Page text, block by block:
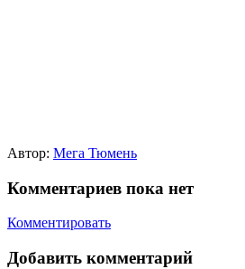
Автор: Мега Тюмень
Комментариев пока нет
Комментировать
Добавить комментарий